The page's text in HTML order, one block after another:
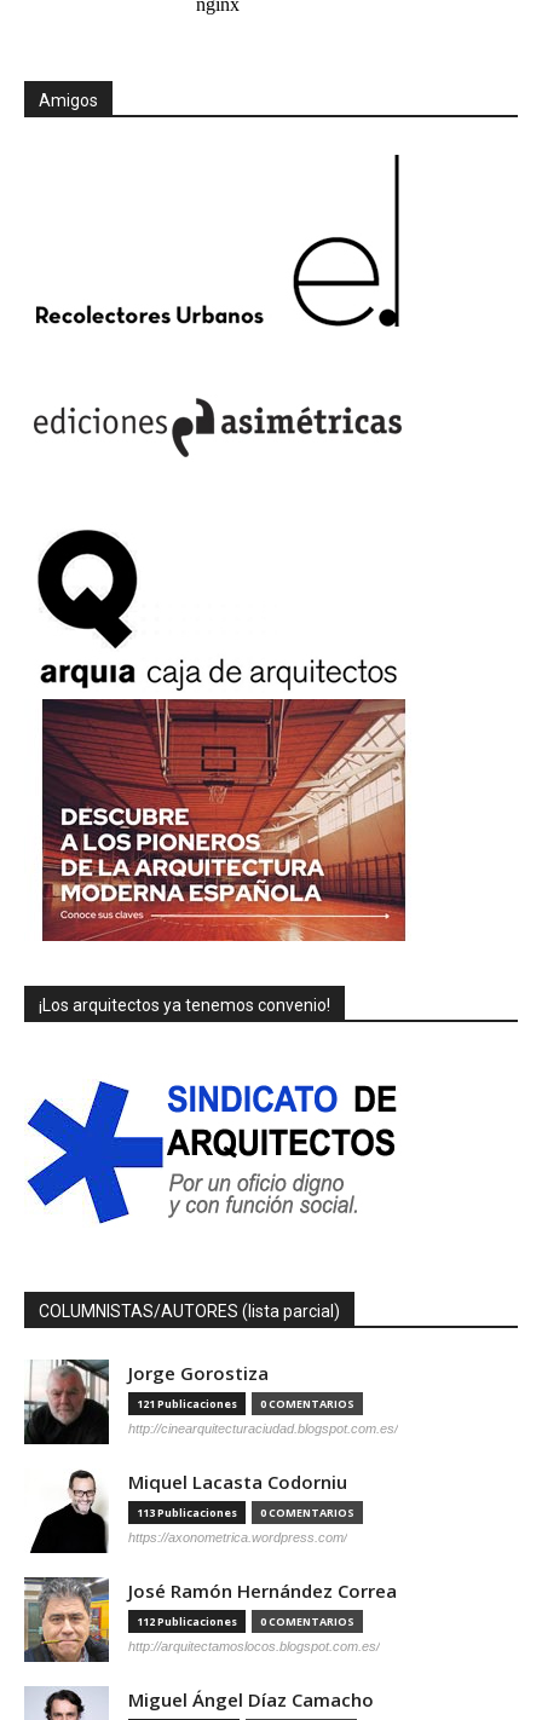
Amigos
¡Los arquitectos ya tenemos convenio!
COLUMNISTAS/AUTORES (lista parcial)
Jorge Gorostiza
121 Publicaciones 0 COMENTARIOS
http://cinearquitecturaciudad.blogspot.com.es/
Miquel Lacasta Codorniu
113 Publicaciones 0 COMENTARIOS
https://axonometrica.wordpress.com/
José Ramón Hernández Correa
112 Publicaciones 0 COMENTARIOS
http://arquitectamoslocos.blogspot.com.es/
Miguel Ángel Díaz Camacho